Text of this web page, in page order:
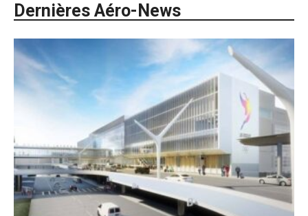
Dernières Aéro-News